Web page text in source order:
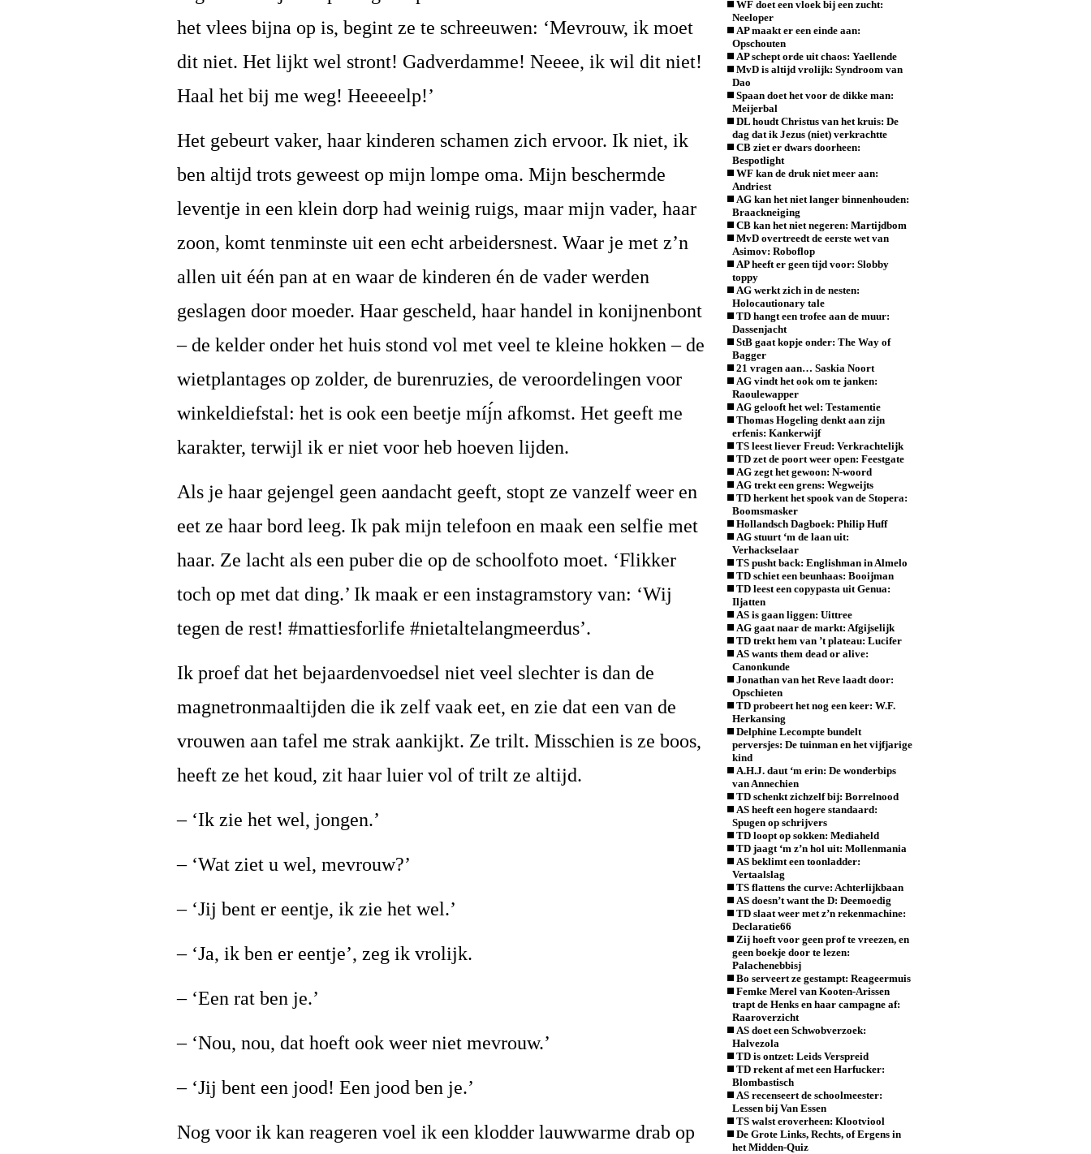
het vlees bijna op is, begint ze te schreeuwen: ‘Mevrouw, ik moet
dit niet. Het lijkt wel stront! Gadverdamme! Neeee, ik wil dit niet!
Haal het bij me weg! Heeeeelp!’
Het gebeurt vaker, haar kinderen schamen zich ervoor. Ik niet, ik
ben altijd trots geweest op mijn lompe oma. Mijn beschermde
leventje in een klein dorp had weinig ruigs, maar mijn vader, haar
zoon, komt tenminste uit een echt arbeidersnest. Waar je met z’n
allen uit één pan at en waar de kinderen én de vader werden
geslagen door moeder. Haar gescheld, haar handel in konijnenbont
– de kelder onder het huis stond vol met veel te kleine hokken – de
wietplantages op zolder, de burenruzies, de veroordelingen voor
winkeldiefstal: het is ook een beetje míj́n afkomst. Het geeft me
karakter, terwijl ik er niet voor heb hoeven lijden.
Als je haar gejengel geen aandacht geeft, stopt ze vanzelf weer en
eet ze haar bord leeg. Ik pak mijn telefoon en maak een selfie met
haar. Ze lacht als een puber die op de schoolfoto moet. ‘Flikker
toch op met dat ding.’ Ik maak er een instagramstory van: ‘Wij
tegen de rest! #mattiesforlife #nietaltelangmeerdus’.
Ik proef dat het bejaardenvoedsel niet veel slechter is dan de
magnetronmaaltijden die ik zelf vaak eet, en zie dat een van de
vrouwen aan tafel me strak aankijkt. Ze trilt. Misschien is ze boos,
heeft ze het koud, zit haar luier vol of trilt ze altijd.
– ‘Ik zie het wel, jongen.’
– ‘Wat ziet u wel, mevrouw?’
– ‘Jij bent er eentje, ik zie het wel.’
– ‘Ja, ik ben er eentje’, zeg ik vrolijk.
– ‘Een rat ben je.’
– ‘Nou, nou, dat hoeft ook weer niet mevrouw.’
– ‘Jij bent een jood! Een jood ben je.’
Nog voor ik kan reageren voel ik een klodder lauwwarme drab op
WF doet een vloek bij een zucht:
Neeloper
AP maakt er een einde aan:
Opschouten
AP schept orde uit chaos: Yaellende
MvD is altijd vrolijk: Syndroom van
Dao
Spaan doet het voor de dikke man:
Meijerbal
DL houdt Christus van het kruis: De
dag dat ik Jezus (niet) verkrachtte
CB ziet er dwars doorheen:
Bespotlight
WF kan de druk niet meer aan:
Andriest
AG kan het niet langer binnenhouden:
Braackneiging
CB kan het niet negeren: Martijdbom
MvD overtreedt de eerste wet van
Asimov: Roboflop
AP heeft er geen tijd voor: Slobby
toppy
AG werkt zich in de nesten:
Holocautionary tale
TD hangt een trofee aan de muur:
Dassenjacht
StB gaat kopje onder: The Way of
Bagger
21 vragen aan… Saskia Noort
AG vindt het ook om te janken:
Raoulewapper
AG gelooft het wel: Testamentie
Thomas Hogeling denkt aan zijn
erfenis: Kankerwijf
TS leest liever Freud: Verkrachtelijk
TD zet de poort weer open: Feestgate
AG zegt het gewoon: N-woord
AG trekt een grens: Wegweijts
TD herkent het spook van de Stopera:
Boomsmasker
Hollandsch Dagboek: Philip Huff
AG stuurt ‘m de laan uit:
Verhackselaar
TS pusht back: Englishman in Almelo
TD schiet een beunhaas: Booijman
TD leest een copypasta uit Genua:
Iljatten
AS is gaan liggen: Uittree
AG gaat naar de markt: Afgijselijk
TD trekt hem van ’t plateau: Lucifer
AS wants them dead or alive:
Canonkunde
Jonathan van het Reve laadt door:
Opschieten
TD probeert het nog een keer: W.F.
Herkansing
Delphine Lecompte bundelt
perversjes: De tuinman en het vijfjarige
kind
A.H.J. daut ‘m erin: De wonderbips
van Annechien
TD schenkt zichzelf bij: Borrelnood
AS heeft een hogere standaard:
Spugen op schrijvers
TD loopt op sokken: Mediaheld
TD jaagt ‘m z’n hol uit: Mollenmania
AS beklimt een toonladder:
Vertaalslag
TS flattens the curve: Achterlijkbaan
AS doesn’t want the D: Deemoedig
TD slaat weer met z’n rekenmachine:
Declaratie66
Zij hoeft voor geen prof te vreezen, en
geen boekje door te lezen:
Palachenebbisj
Bo serveert ze gestampt: Reageermuis
Femke Merel van Kooten-Arissen
trapt de Henks en haar campagne af:
Raaroverzicht
AS doet een Schwobverzoek:
Halvezola
TD is ontzet: Leids Verspreid
TD rekent af met een Harfucker:
Blombastisch
AS recenseert de schoolmeester:
Lessen bij Van Essen
TS walst eroverheen: Klootviool
De Grote Links, Rechts, of Ergens in
het Midden-Quiz